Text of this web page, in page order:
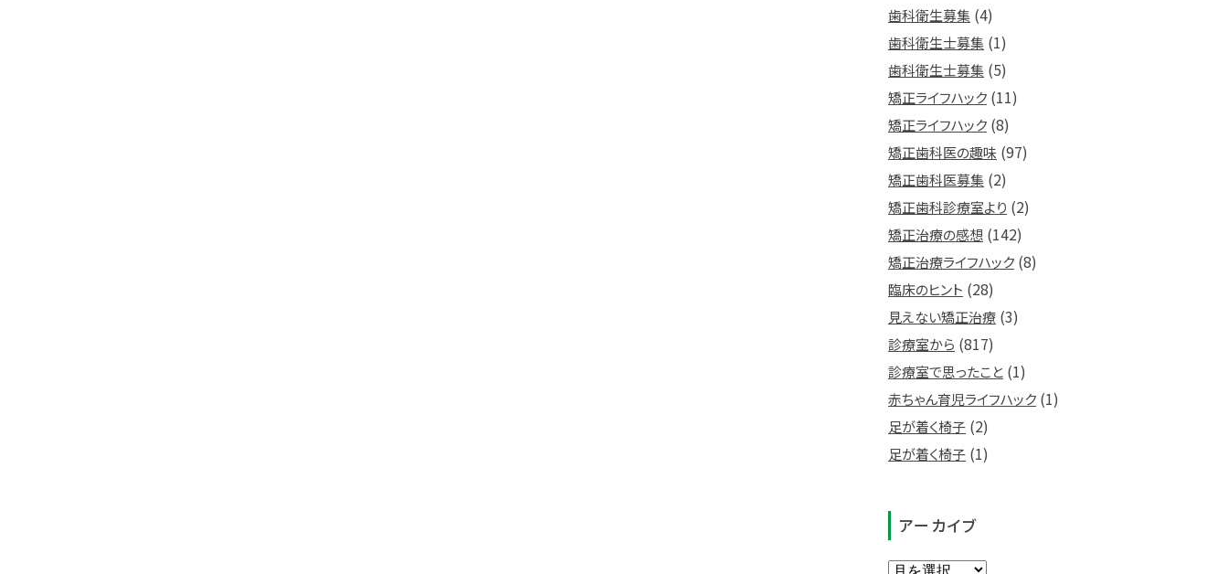
歯科衛生募集 (4)
歯科衛生士募集 (1)
歯科衛生士募集 (5)
矯正ライフハック (11)
矯正ライフハック (8)
矯正歯科医の趣味 (97)
矯正歯科医募集 (2)
矯正歯科診療室より (2)
矯正治療の感想 (142)
矯正治療ライフハック (8)
臨床のヒント (28)
見えない矯正治療 (3)
診療室から (817)
診療室で思ったこと (1)
赤ちゃん育児ライフハック (1)
足が着く椅子 (2)
足が着く椅子 (1)
アーカイブ